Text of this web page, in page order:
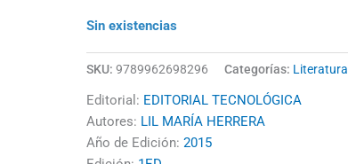
Sin existencias
SKU: 9789962698296 Categorías: Literatura
Editorial: EDITORIAL TECNOLÓGICA
Autores: LIL MARÍA HERRERA
Año de Edición: 2015